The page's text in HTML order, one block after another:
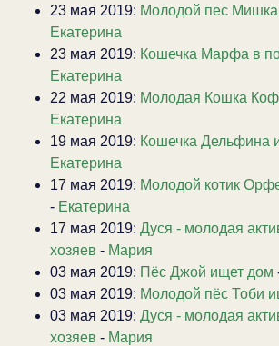
23 мая 2019: Молодой пес Мишка
Екатерина
23 мая 2019: Кошечка Марфа в
Екатерина
22 мая 2019: Молодая Кошка
Екатерина
19 мая 2019: Кошечка Дельфина
Екатерина
17 мая 2019: Молодой котик
- Екатерина
17 мая 2019: Дуся - молодая
хозяев - Мария
03 мая 2019: Пёс Джой ищет дом
03 мая 2019: Молодой пёс Тоби
03 мая 2019: Дуся - молодая
хозяев - Мария